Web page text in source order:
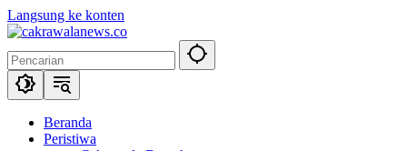
Langsung ke konten
Beranda
Peristiwa